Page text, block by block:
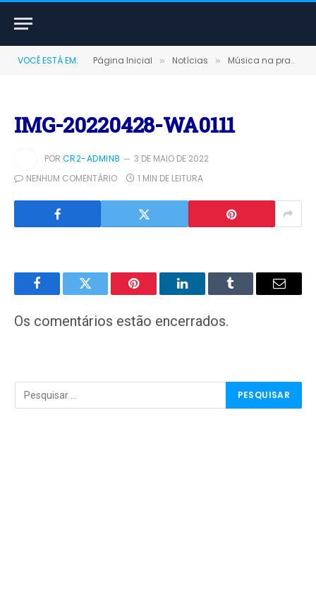
VOCÊ ESTÁ EM: Página Inicial » Notícias » Música na praça
IMG-20220428-WA0111
POR CR2-ADMIN8
3 DE MAIO DE 2022
NENHUM COMENTÁRIO
1 MIN DE LEITURA
FacebookTwitter Pinterest LinkedInTumblr
E-
Os comentários estão encerrados.